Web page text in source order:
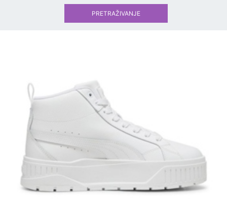
PRETRAŽIVANJE